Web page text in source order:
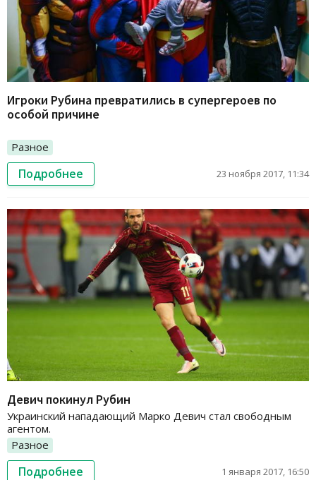
Игроки Рубина превратились в супергероев по
особой причине
Разное
Подробнее 23 ноября 2017, 11:34
Девич покинул Рубин
Украинский нападающий Марко Девич стал свободным
агентом.
Разное
Подробнее 1 января 2017, 16:50